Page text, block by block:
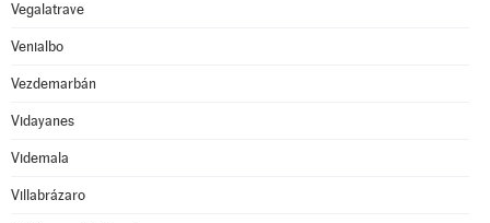
Vegalatrave
Venialbo
Vezdemarbán
Vidayanes
Videmala
Villabrázaro